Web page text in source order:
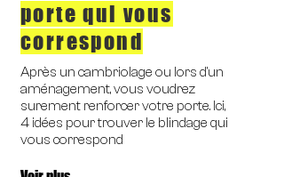
porte qui vous
correspond
Après un cambriolage ou lors d'un
aménagement, vous voudrez
surement renforcer votre porte. Ici,
4 idées pour trouver le blindage qui
vous correspond